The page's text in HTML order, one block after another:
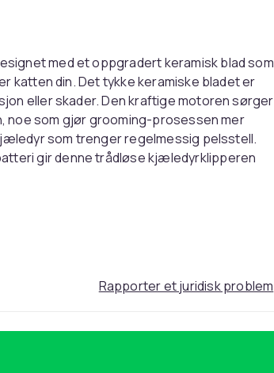
med et oppgradert keramisk blad som
katten din. Det tykke keramiske bladet er
eller skader. Den kraftige motoren sørger
noe som gjør grooming-prosessen mer
som trenger regelmessig pelsstell.
gir denne trådløse kjæledyrklipperen
er kun 4-5 timer, slik at du raskt kan
En rengjøringsbørste følger også med for å
Rapporter et juridisk problem